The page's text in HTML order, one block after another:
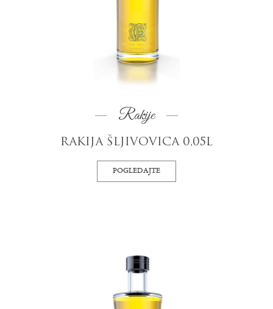
Rakije
RAKIJA ŠLJIVOVICA 0,05L
POGLEDAJTE